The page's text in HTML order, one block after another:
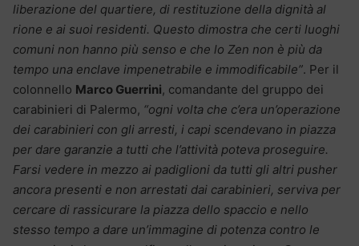
liberazione del quartiere, di restituzione della dignità al
rione e ai suoi residenti. Questo dimostra che certi luoghi
comuni non hanno più senso e che lo Zen non è più da
tempo una enclave impenetrabile e immodificabile”. Per il
colonnello Marco Guerrini, comandante del gruppo dei
carabinieri di Palermo, “ogni volta che c’era un’operazione
dei carabinieri con gli arresti, i capi scendevano in piazza
per dare garanzie a tutti che l’attività poteva proseguire.
Farsi vedere in mezzo ai padiglioni da tutti gli altri pusher
ancora presenti e non arrestati dai carabinieri, serviva per
cercare di rassicurare la piazza dello spaccio e nello
stesso tempo a dare un’immagine di potenza contro le